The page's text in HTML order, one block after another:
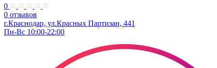
0
0 отзывов
г.Краснодар, ул.Красных Партизан, 441
Пн-Вс 10:00-22:00